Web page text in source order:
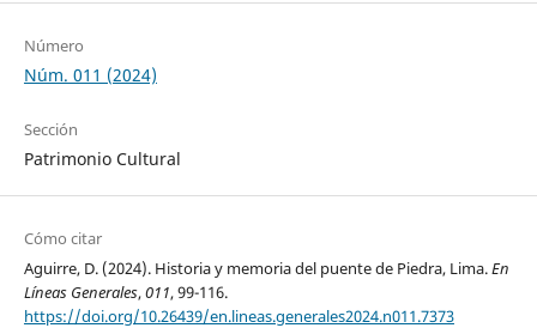
Número
Núm. 011 (2024)
Sección
Patrimonio Cultural
Cómo citar
Aguirre, D. (2024). Historia y memoria del puente de Piedra, Lima.En
Líneas Generales,011, 99-116.
https://doi.org/10.26439/en.lineas.generales2024.n011.7373